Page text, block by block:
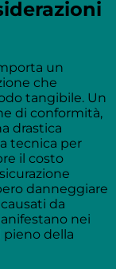
un
che
tangibile. Un
di conformità,
drastica
tecnica per
il costo
danneggiare
da
nei
della